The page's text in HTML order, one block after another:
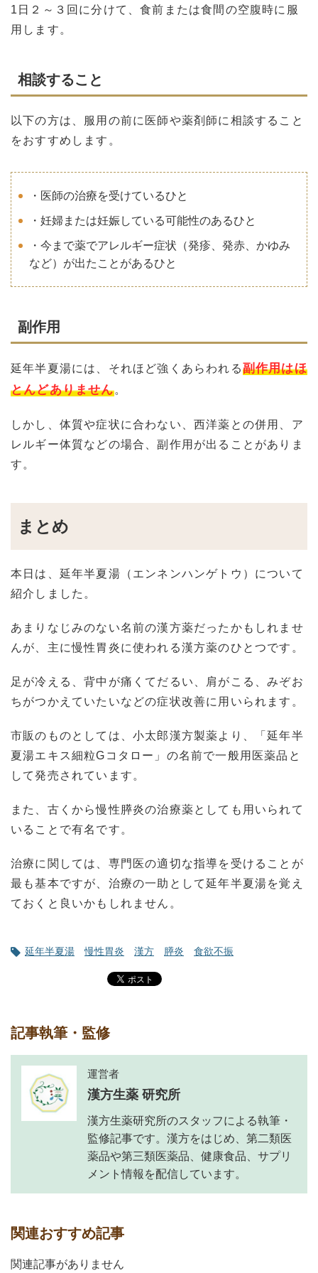
1日２～３回に分けて、食前または食間の空腹時に服
用します。
相談すること
以下の方は、服用の前に医師や薬剤師に相談すること
をおすすめします。
・医師の治療を受けているひと
・妊婦または妊娠している可能性のあるひと
・今まで薬でアレルギー症状（発疹、発赤、かゆみ
など）が出たことがあるひと
副作用
延年半夏湯には、それほど強くあらわれる副作用はほ
とんどありません。
しかし、体質や症状に合わない、西洋薬との併用、ア
レルギー体質などの場合、副作用が出ることがありま
す。
まとめ
本日は、延年半夏湯（エンネンハンゲトウ）について
紹介しました。
あまりなじみのない名前の漢方薬だったかもしれませ
んが、主に慢性胃炎に使われる漢方薬のひとつです。
足が冷える、背中が痛くてだるい、肩がこる、みぞお
ちがつかえていたいなどの症状改善に用いられます。
市販のものとしては、小太郎漢方製薬より、「延年半
夏湯エキス細粒Gコタロー」の名前で一般用医薬品と
して発売されています。
また、古くから慢性膵炎の治療薬としても用いられて
いることで有名です。
治療に関しては、専門医の適切な指導を受けることが
最も基本ですが、治療の一助として延年半夏湯を覚え
ておくと良いかもしれません。
延年半夏湯 慢性胃炎 漢方 膵炎 食欲不振
記事執筆・監修
運営者
漢方生薬 研究所
漢方生薬研究所のスタッフによる執筆・
監修記事です。漢方をはじめ、第二類医
薬品や第三類医薬品、健康食品、サプリ
メント情報を配信しています。
関連おすすめ記事
関連記事がありません